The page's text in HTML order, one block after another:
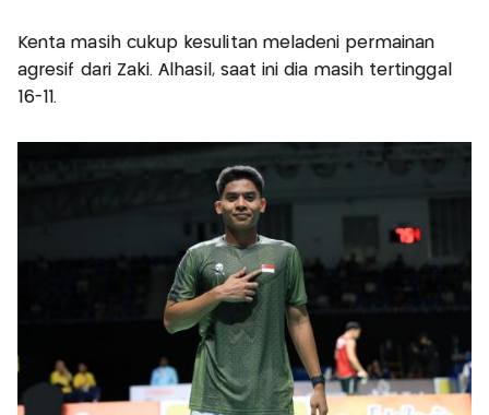
Kenta masih cukup kesulitan meladeni permainan
agresif dari Zaki. Alhasil, saat ini dia masih tertinggal
16-11.